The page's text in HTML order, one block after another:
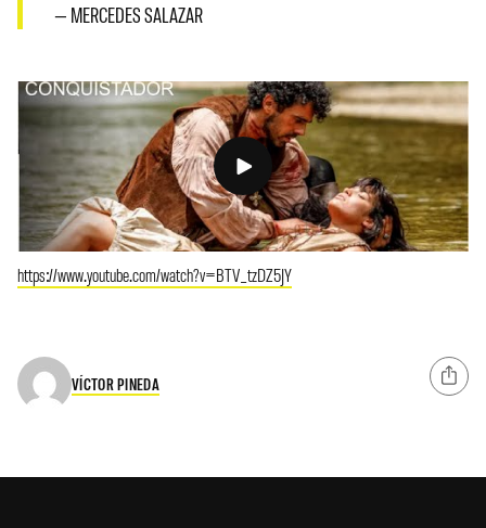
— MERCEDES SALAZAR
https://www.youtube.com/watch?v=BTV_tzDZ5JY
VÍCTOR PINEDA